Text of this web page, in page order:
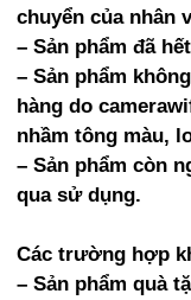
chuyển của nhân
– Sản phẩm đã
– Sản phẩm
hàng do
nhầm tông màu,
– Sản phẩm còn
qua sử dụng.
Các trường hợp
– Sản phẩm quà